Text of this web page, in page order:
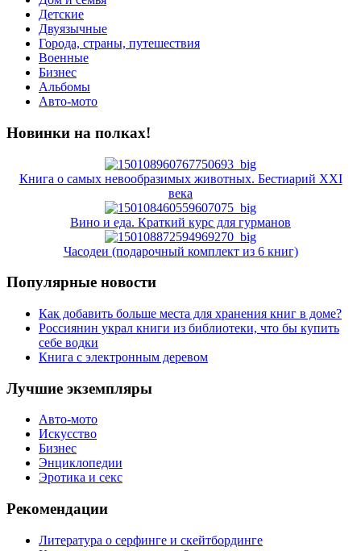
Детские
Двуязычные
Города, страны, путешествия
Военные
Бизнес
Альбомы
Авто-мото
Новинки на полках!
Книга о самых невообразимых животных. Бестиарий XXI
века
Вино и еда. Краткий курс для гурманов
Часодеи (подарочный комплект из 6 книг)
Популярные новости
Как добавить больше места для хранения книг в доме?
Россиянин украл книги из библиотеки, что бы купить
себе водки
Книга с электронным деревом
Лучшие экземпляры
Авто-мото
Искусство
Бизнес
Энциклопедии
Эротика и секс
Рекомендации
Литература о серфинге и скейтбординге